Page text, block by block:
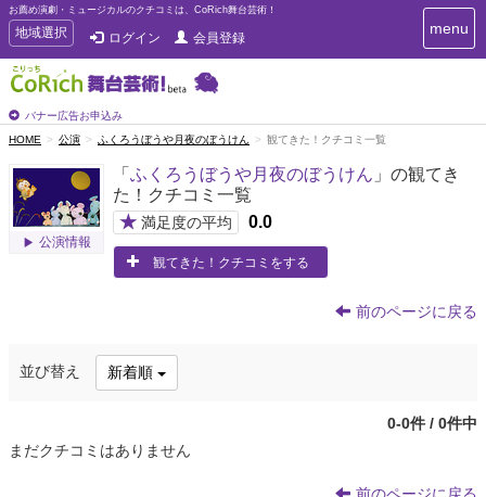
お薦め演劇・ミュージカルのクチコミは、CoRich舞台芸術！
T
o
g
g
e
n
v
g
地域選択 ログイン 会員登録
バナー広告お申込み
T
o
a
i
menu
HOME 公演 ふくろうぼうや月夜のぼうけん 観てきた！クチコミ一覧
公演情報
「 ふくろうぼうや月夜のぼうけん 」の観てき
た！クチコミ一覧
★ 満足度の平均 0.0
観てきた！クチコミをする
前のページに戻る
並び替え 新着順
0-0件 / 0件中
まだクチコミはありません